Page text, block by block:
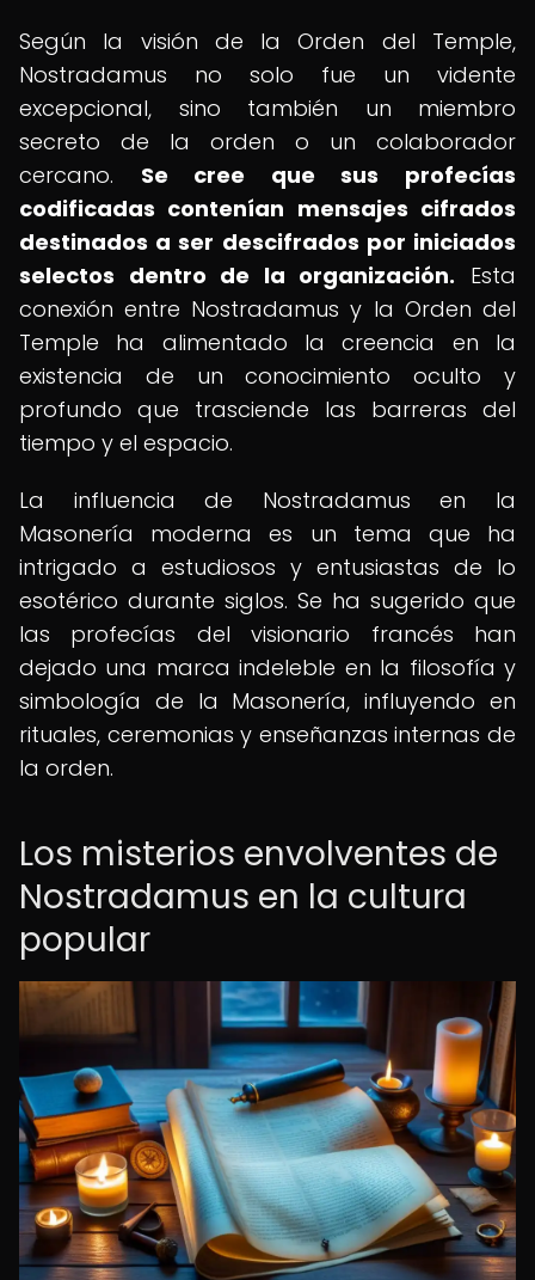
Según la visión de la Orden del Temple,
Nostradamus no solo fue un vidente
excepcional, sino también un miembro
secreto de la orden o un colaborador
cercano. Se cree que sus profecías
codificadas contenían mensajes cifrados
destinados a ser descifrados por iniciados
selectos dentro de la organización. Esta
conexión entre Nostradamus y la Orden del
Temple ha alimentado la creencia en la
existencia de un conocimiento oculto y
profundo que trasciende las barreras del
tiempo y el espacio.
La influencia de Nostradamus en la
Masonería moderna es un tema que ha
intrigado a estudiosos y entusiastas de lo
esotérico durante siglos. Se ha sugerido que
las profecías del visionario francés han
dejado una marca indeleble en la filosofía y
simbología de la Masonería, influyendo en
rituales, ceremonias y enseñanzas internas de
la orden.
Los misterios envolventes de
Nostradamus en la cultura
popular